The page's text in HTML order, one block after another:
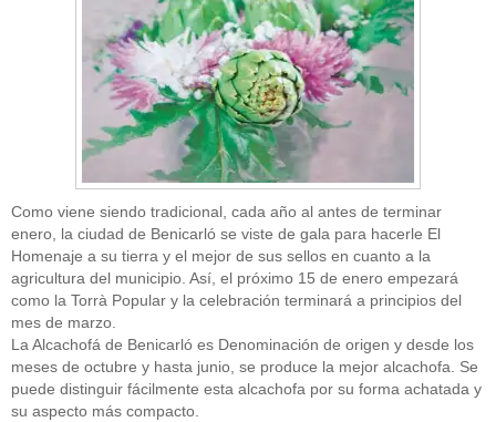
Como viene siendo tradicional, cada año al antes de terminar
enero, la ciudad de Benicarló se viste de gala para hacerle El
Homenaje a su tierra y el mejor de sus sellos en cuanto a la
agricultura del municipio. Así, el próximo 15 de enero empezará
como la Torrà Popular y la celebración terminará a principios del
mes de marzo.
La Alcachofá de Benicarló es Denominación de origen y desde los
meses de octubre y hasta junio, se produce la mejor alcachofa. Se
puede distinguir fácilmente esta alcachofa por su forma achatada y
su aspecto más compacto.